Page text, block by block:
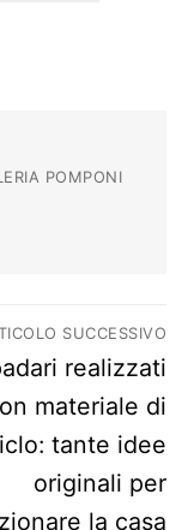
POMPONI
SUCCESSIVO
realizzati
materiale di
tante idee
originali per
la casa